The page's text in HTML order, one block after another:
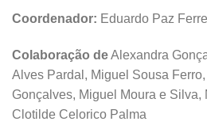
Coordenador: Eduardo Paz
Colaboração deAlexandra
Alves Pardal, Miguel Sousa
Gonçalves, Miguel Moura e
Clotilde Celorico Palma